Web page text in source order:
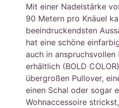
Mit einer Nadelstärke
90 Metern pro Knäuel
beeindruckendsten
hat eine schöne
auch in anspruchsvollen
erhältlich (BOLD
übergroßen Pullover,
einen Schal oder sogar
Wohnaccessoire